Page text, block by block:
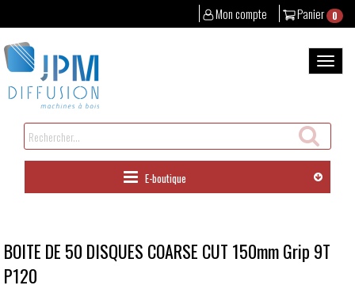
Panier 0
Mon compte
au
contenu
la
Rechercher
un
produit
E-boutique
BOITE DE 50 DISQUES COARSE CUT 150mm Grip 9T
P120